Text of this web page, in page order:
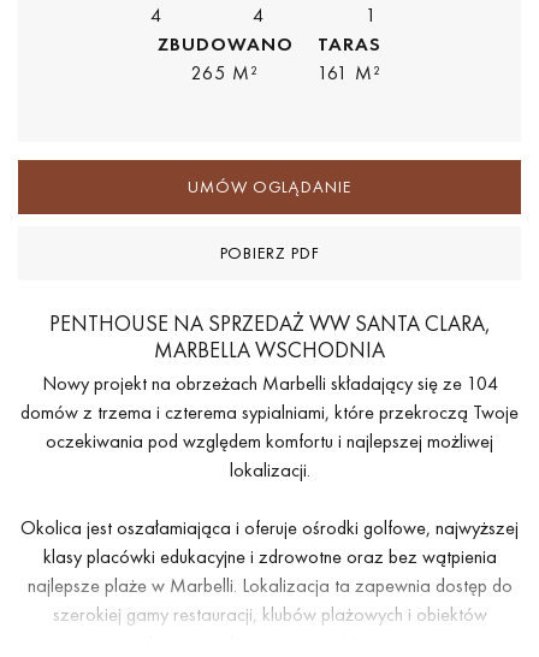
4
4
1
ZBUDOWANO
265 M²
TARAS
161 M²
UMÓW OGLĄDANIE
POBIERZ PDF
PENTHOUSE NA SPRZEDAŻ WW SANTA CLARA,
MARBELLA WSCHODNIA
Nowy projekt na obrzeżach Marbelli składający się ze 104
domów z trzema i czterema sypialniami, które przekroczą Twoje
oczekiwania pod względem komfortu i najlepszej możliwej
lokalizacji.
Okolica jest oszałamiająca i oferuje ośrodki golfowe, najwyższej
klasy placówki edukacyjne i zdrowotne oraz bez wątpienia
najlepsze plaże w Marbelli. Lokalizacja ta zapewnia dostęp do
szerokiej gamy restauracji, klubów plażowych i obiektów